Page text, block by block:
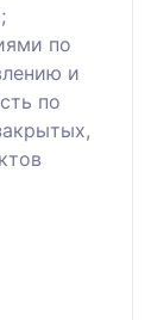
по
и
по